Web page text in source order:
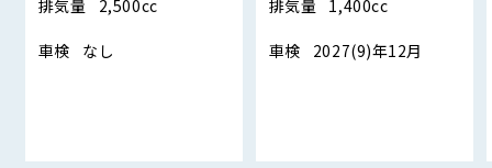
排気量 2,500cc
車検 なし
排気量 1,400cc
車検 2027(9)年12月